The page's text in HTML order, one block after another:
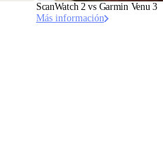
ScanWatch 2 vs Garmin Venu 3
Más información